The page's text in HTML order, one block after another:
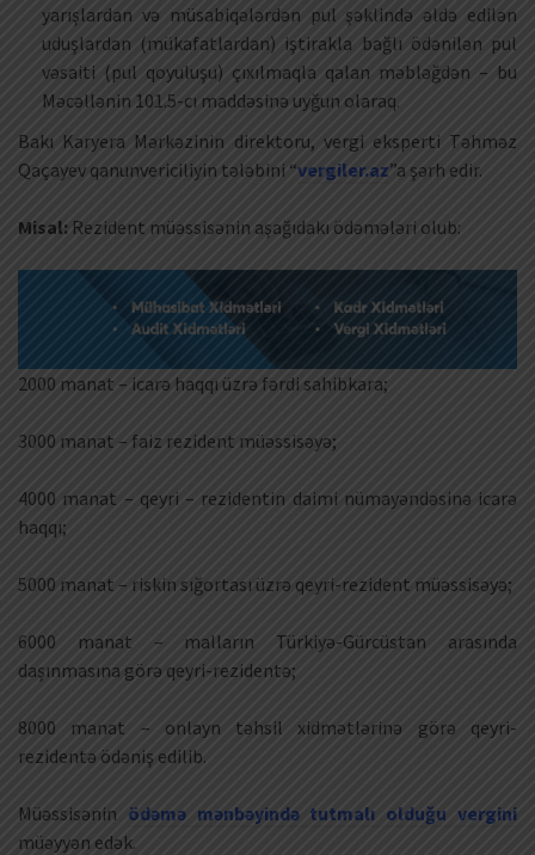
yarışlardan və müsabiqələrdən pul şəklində əldə edilən
uduşlardan (mükafatlardan) iştirakla bağlı ödənilən pul
vəsaiti (pul qoyuluşu) çıxılmaqla qalan məbləğdən – bu
Məcəllənin 101.5-cı maddəsinə uyğun olaraq.
Bakı Karyera Mərkəzinin direktoru, vergi eksperti Təhməz
Qaçayev qanunvericiliyin tələbini “vergiler.az”a şərh edir.
Misal: Rezident müəssisənin aşağıdakı ödəmələri olub:
2000 manat – icarə haqqı üzrə fərdi sahibkara;
3000 manat – faiz rezident müəssisəyə;
4000 manat – qeyri – rezidentin daimi nümayəndəsinə icarə
haqqı;
5000 manat – riskin sığortası üzrə qeyri-rezident müəssisəyə;
6000 manat – malların Türkiyə-Gürcüstan arasında
daşınmasına görə qeyri-rezidentə;
8000 manat – onlayn təhsil xidmətlərinə görə qeyri-
rezidentə ödəniş edilib.
Müəssisənin ödəmə mənbəyində tutmalı olduğu vergini
müəyyən edək.